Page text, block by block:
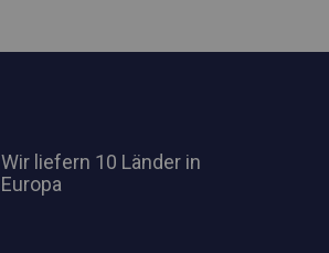
Wir liefern 10 Länder in
Europa